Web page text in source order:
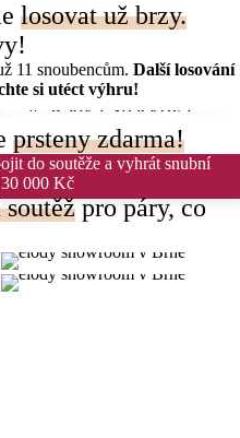
losovat už brzy.
11 snoubencům. Další losování
si utéct výhru!
🏆 Radka Špačková
prsteny zdarma!
do soutěže a vyhrát snubní
000 Kč
pro páry, co